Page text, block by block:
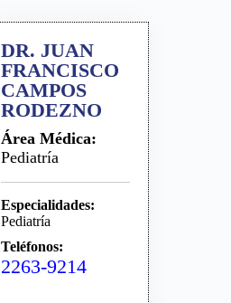
DR. JUAN
FRANCISCO
CAMPOS
RODEZNO
Área Médica:
Pediatría
Especialidades:
Pediatría
Teléfonos:
2263-9214